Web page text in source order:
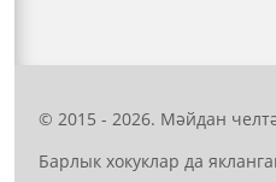
© 2015 - 2026. Мәйдан
Барлык хокуклар да